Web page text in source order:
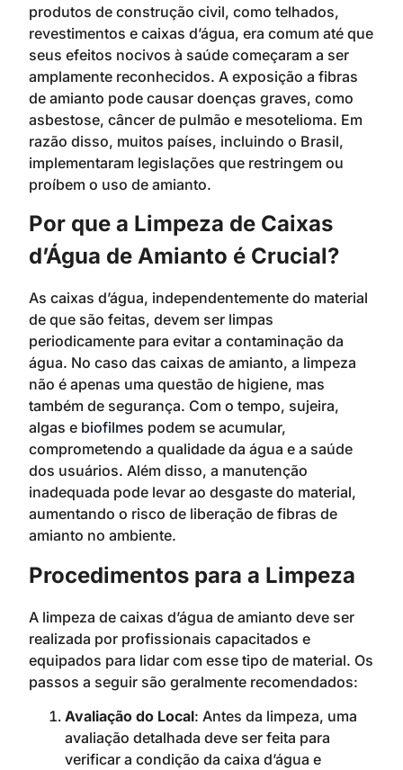
produtos de construção civil, como telhados,
revestimentos e caixas d’água, era comum até que
seus efeitos nocivos à saúde começaram a ser
amplamente reconhecidos. A exposição a fibras
de amianto pode causar doenças graves, como
asbestose, câncer de pulmão e mesotelioma. Em
razão disso, muitos países, incluindo o Brasil,
implementaram legislações que restringem ou
proíbem o uso de amianto.
Por que a Limpeza de Caixas
d’Água de Amianto é Crucial?
As caixas d’água, independentemente do material
de que são feitas, devem ser limpas
periodicamente para evitar a contaminação da
água. No caso das caixas de amianto, a limpeza
não é apenas uma questão de higiene, mas
também de segurança. Com o tempo, sujeira,
algas e biofilmes podem se acumular,
comprometendo a qualidade da água e a saúde
dos usuários. Além disso, a manutenção
inadequada pode levar ao desgaste do material,
aumentando o risco de liberação de fibras de
amianto no ambiente.
Procedimentos para a Limpeza
A limpeza de caixas d’água de amianto deve ser
realizada por profissionais capacitados e
equipados para lidar com esse tipo de material. Os
passos a seguir são geralmente recomendados:
Avaliação do Local: Antes da limpeza, uma
avaliação detalhada deve ser feita para
verificar a condição da caixa d’água e